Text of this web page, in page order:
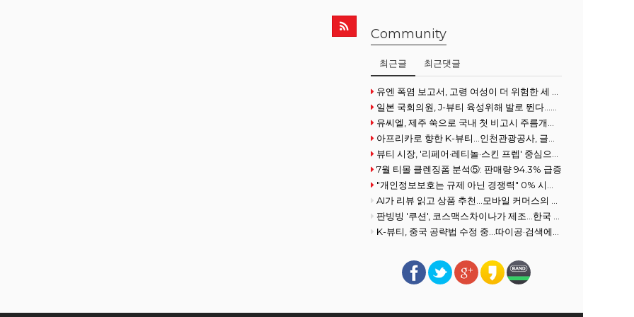
Community
최근글 최근댓글
유엔 폭염 보고서, 고령 여성이 더 위험한 세 가지 이유
일본 국회의원, J-뷰티 육성위해 발로 뛴다...화장품협회 방문
유씨엘, 제주 쑥으로 국내 첫 비고시 주름개선 기능성 획득
아프리카로 향한 K-뷰티…인천관광공사, 글로벌사우스 공략 강화
뷰티 시장, '리페어·레티놀·스킨 프렙' 중심으로 전개
7월 티몰 클렌징폼 분석⑤: 판매량 94.3% 급증
"개인정보보호는 규제 아닌 경쟁력" 0% 시장을 100% 필수재로 만든 여성
AI가 리뷰 읽고 상품 추천…모바일 커머스의 진화
판빙빙 '쿠션', 코스맥스차이나가 제조…한국 ODM 경쟁력 재조명
K-뷰티, 중국 공략법 수정 중...따이공·검색에서 콘텐츠로